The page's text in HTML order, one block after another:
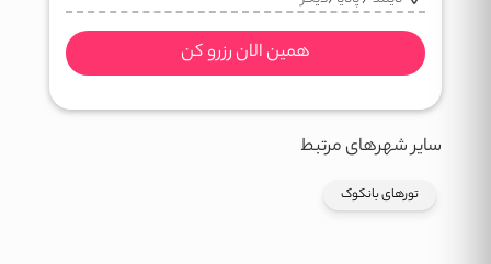
همین الان رزرو کن
سایر شهرهای مرتبط
تورهای بانکوک